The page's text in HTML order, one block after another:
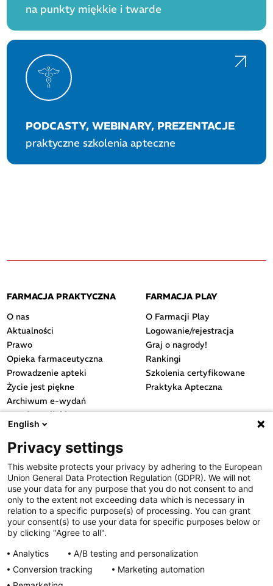
na punkty miękkie i twarde
PODCASTY, WEBINARY, PREZENTACJE
praktyczne szkolenia apteczne
FARMACJA PRAKTYCZNA
O nas
Aktualności
Prawo
Opieka farmaceutyczna
Prowadzenie apteki
Życie jest piękne
Archiwum e-wydań
Przydatne linki
FARMACJA PLAY
O Farmacji Play
Logowanie/rejestracja
Graj o nagrody!
Rankingi
Szkolenia certyfikowane
Praktyka Apteczna
OGÓLNE
Polityka prywatności
Regulamin serwisu
Regulamin konkursu
Farmacja Play
Regulamin konkursu Lakcid
Regulamin konkursu Acard
Regulamin konkursu Biotebal
English
Privacy settings
This website protects your privacy by adhering to the European
Union General Data Protection Regulation (GDPR). We will not
use your data for any purpose that you do not consent to and
only to the extent not exceeding data which is necessary in
relation to a specific purpose(s) of processing. You can grant
your consent(s) to use your data for specific purposes below or
by clicking "Agree to all".
Analytics
A/B testing and personalization
Conversion tracking
Marketing automation